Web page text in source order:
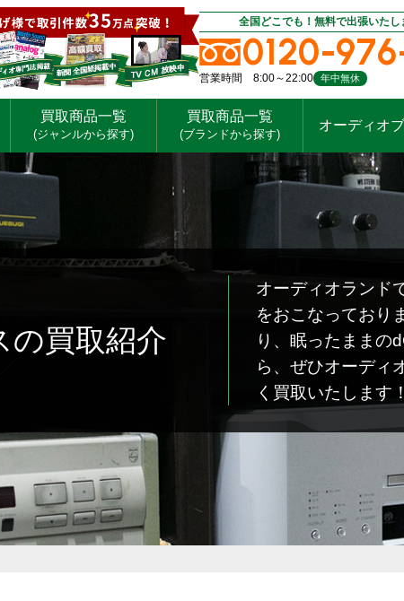
全国どこでも！無料で出張いたし
0120-
営業時間 8:00～22:00 年中無休
買取商品一覧
(ジャンルから探す)
買取商品一覧
(ブランドから探す)
オーディオ
の買取紹介
オーディオランド
をおこなっており
り、眠ったままの
ら、ぜひオーディ
く買取いたします